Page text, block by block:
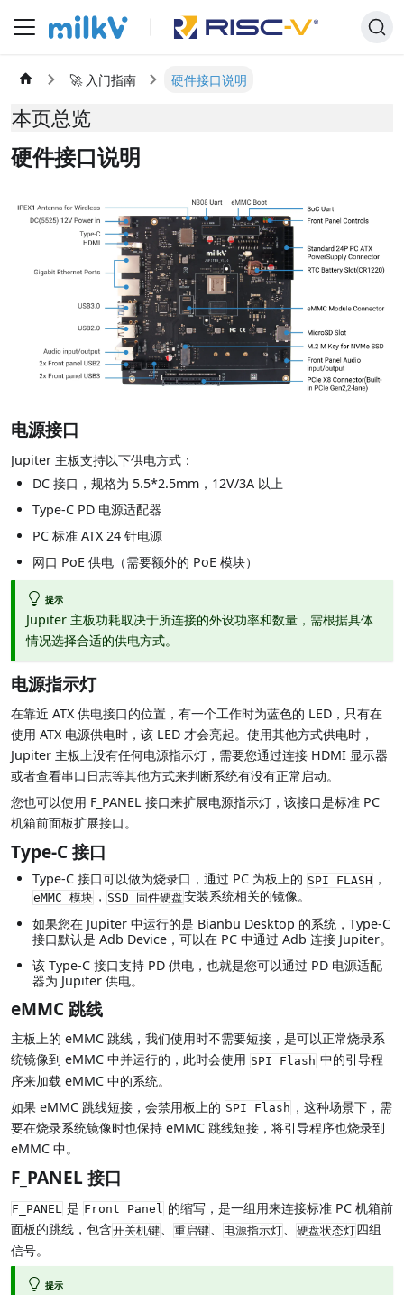
🚀 入门指南 硬件接口说明
本页总览
硬件接口说明
电源接口
Jupiter 主板支持以下供电方式：
DC 接口，规格为 5.5*2.5mm，12V/3A 以上
Type-C PD 电源适配器
PC 标准 ATX 24 针电源
网口 PoE 供电（需要额外的 PoE 模块）
提示
Jupiter 主板功耗取决于所连接的外设功率和数量，需根据具体
情况选择合适的供电方式。
电源指示灯
在靠近 ATX 供电接口的位置，有一个工作时为蓝色的 LED，只有在
使用 ATX 电源供电时，该 LED 才会亮起。使用其他方式供电时，
Jupiter 主板上没有任何电源指示灯，需要您通过连接 HDMI 显示器
或者查看串口日志等其他方式来判断系统有没有正常启动。
您也可以使用 F_PANEL 接口来扩展电源指示灯，该接口是标准 PC
机箱前面板扩展接口。
Type-C 接口
Type-C 接口可以做为烧录口，通过 PC 为板上的 SPI FLASH ，
eMMC 模块， SSD 固件硬盘安装系统相关的镜像。
如果您在 Jupiter 中运行的是 Bianbu Desktop 的系统，Type-C
接口默认是 Adb Device，可以在 PC 中通过 Adb 连接 Jupiter。
该 Type-C 接口支持 PD 供电，也就是您可以通过 PD 电源适配
器为 Jupiter 供电。
eMMC 跳线
主板上的 eMMC 跳线，我们使用时不需要短接，是可以正常烧录系
统镜像到 eMMC 中并运行的，此时会使用 SPI Flash 中的引导程
序来加载 eMMC 中的系统。
如果 eMMC 跳线短接，会禁用板上的 SPI Flash ，这种场景下，需
要在烧录系统镜像时也保持 eMMC 跳线短接，将引导程序也烧录到
eMMC 中。
F_PANEL 接口
F_PANEL 是 Front Panel 的缩写，是一组用来连接标准 PC 机箱前
面板的跳线，包含开关机键、 重启键、 电源指示灯、 硬盘状态灯四组
信号。
提示